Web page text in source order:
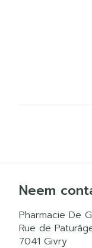
Neem
Pharmacie De
Rue de
7041 Givry